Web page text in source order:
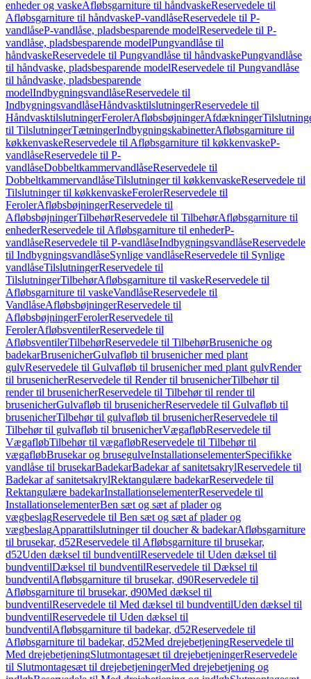
enheder og vaskeAfløbsgarniture til håndvaskeReservedele til
Afløbsgarniture til håndvaskeP-vandlåseReservedele til P-
vandlåseP-vandlåse, pladsbesparende modelReservedele til P-
vandlåse, pladsbesparende modelPungvandlåse til
håndvaskeReservedele til Pungvandlåse til håndvaskePungvandlåse
til håndvaske, pladsbesparende modelReservedele til Pungvandlåse
til håndvaske, pladsbesparende
modelIndbygningsvandlåseReservedele til
IndbygningsvandlåseHåndvasktilslutningerReservedele til
HåndvasktilslutningerFerolerAfløbsbøjningerAfdækninger
til TilslutningerTætningerIndbygningskabinetterAfløbsgarniture til
køkkenvaskeReservedele til Afløbsgarniture til køkkenvaskeP-
vandlåseReservedele til P-
vandlåseDobbeltkammervandlåseReservedele til
DobbeltkammervandlåseTilslutninger til køkkenvaskeReservedele til
Tilslutninger til køkkenvaskeFerolerReservedele til
FerolerAfløbsbøjningerReservedele til
AfløbsbøjningerTilbehørReservedele til TilbehørAfløbsgarniture til
enhederReservedele til Afløbsgarniture til enhederP-
vandlåseReservedele til P-vandlåseIndbygningsvandlåseReservedele
til IndbygningsvandlåseSynlige vandlåseReservedele til Synlige
vandlåseTilslutningerReservedele til
TilslutningerTilbehørAfløbsgarniture til vaskeReservedele til
Afløbsgarniture til vaskeVandlåseReservedele til
VandlåseAfløbsbøjningerReservedele til
AfløbsbøjningerFerolerReservedele til
FerolerAfløbsventilerReservedele til
AfløbsventilerTilbehørReservedele til TilbehørBruseniche og
badekarBrusenicherGulvafløb til brusenicher med plant
gulvReservedele til Gulvafløb til brusenicher med plant gulvRender
til brusenicherReservedele til Render til brusenicherTilbehør til
render til brusenicherReservedele til Tilbehør til render til
brusenicherGulvafløb til brusenicherReservedele til Gulvafløb til
brusenicherTilbehør til gulvafløb til brusenicherReservedele til
Tilbehør til gulvafløb til brusenicherVægafløbReservedele til
VægafløbTilbehør til vægafløbReservedele til Tilbehør til
vægafløbBrusekar og brusegulveInstallationselementerSpecifikke
vandlåse til brusekarBadekarBadekar af sanitetsakrylReservedele til
Badekar af sanitetsakrylRektangulære badekarReservedele til
Rektangulære badekarInstallationselementerReservedele til
InstallationselementerBen sæt og sæt af plader og
vægbeslagReservedele til Ben sæt og sæt af plader og
vægbeslagApparattilslutninger til doucher & badekarAfløbsgarniture
til brusekar, d52Reservedele til Afløbsgarniture til brusekar,
d52Uden dæksel til bundventilReservedele til Uden dæksel til
bundventilDæksel til bundventilReservedele til Dæksel til
bundventilAfløbsgarniture til brusekar, d90Reservedele til
Afløbsgarniture til brusekar, d90Med dæksel til
bundventilReservedele til Med dæksel til bundventilUden dæksel til
bundventilReservedele til Uden dæksel til
bundventilAfløbsgarniture til badekar, d52Reservedele til
Afløbsgarniture til badekar, d52Med drejebetjeningReservedele til
Med drejebetjeningSlutmontagesæt til drejebetjeningerReservedele
til Slutmontagesæt til drejebetjeningerMed drejebetjening og